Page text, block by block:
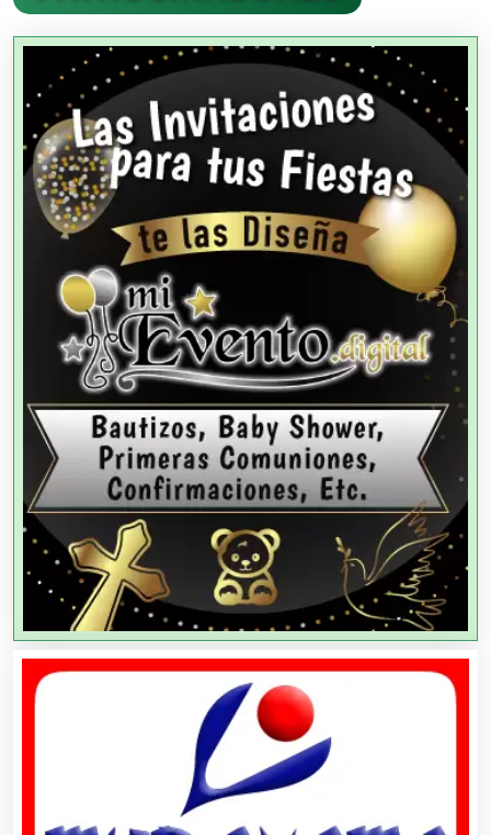
Agencias Aduanales
Agencias de Autos
Agencias de Cobranza
Agencias de Colocación
Agencias de Modelos
Agencias de Publicidad
Agencias de Viajes
Agricultores
Agricultura y Ganadería
Agua Purificada